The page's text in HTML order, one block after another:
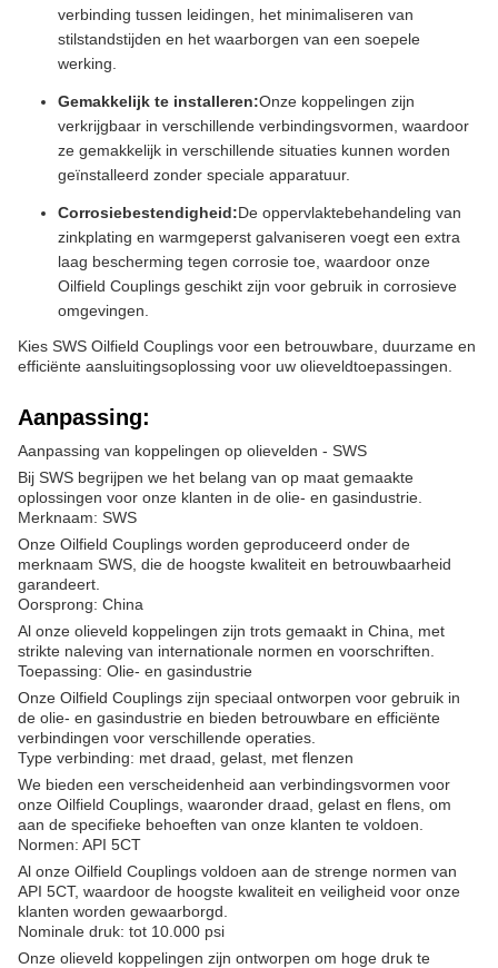
verbinding tussen leidingen, het minimaliseren van
stilstandstijden en het waarborgen van een soepele
werking.
Gemakkelijk te installeren:Onze koppelingen zijn
verkrijgbaar in verschillende verbindingsvormen, waardoor
ze gemakkelijk in verschillende situaties kunnen worden
geïnstalleerd zonder speciale apparatuur.
Corrosiebestendigheid:De oppervlaktebehandeling van
zinkplating en warmgeperst galvaniseren voegt een extra
laag bescherming tegen corrosie toe, waardoor onze
Oilfield Couplings geschikt zijn voor gebruik in corrosieve
omgevingen.
Kies SWS Oilfield Couplings voor een betrouwbare, duurzame en
efficiënte aansluitingsoplossing voor uw olieveldtoepassingen.
Aanpassing:
Aanpassing van koppelingen op olievelden - SWS
Bij SWS begrijpen we het belang van op maat gemaakte
oplossingen voor onze klanten in de olie- en gasindustrie.
Merknaam: SWS
Onze Oilfield Couplings worden geproduceerd onder de
merknaam SWS, die de hoogste kwaliteit en betrouwbaarheid
garandeert.
Oorsprong: China
Al onze olieveld koppelingen zijn trots gemaakt in China, met
strikte naleving van internationale normen en voorschriften.
Toepassing: Olie- en gasindustrie
Onze Oilfield Couplings zijn speciaal ontworpen voor gebruik in
de olie- en gasindustrie en bieden betrouwbare en efficiënte
verbindingen voor verschillende operaties.
Type verbinding: met draad, gelast, met flenzen
We bieden een verscheidenheid aan verbindingsvormen voor
onze Oilfield Couplings, waaronder draad, gelast en flens, om
aan de specifieke behoeften van onze klanten te voldoen.
Normen: API 5CT
Al onze Oilfield Couplings voldoen aan de strenge normen van
API 5CT, waardoor de hoogste kwaliteit en veiligheid voor onze
klanten worden gewaarborgd.
Nominale druk: tot 10.000 psi
Onze olieveld koppelingen zijn ontworpen om hoge druk te